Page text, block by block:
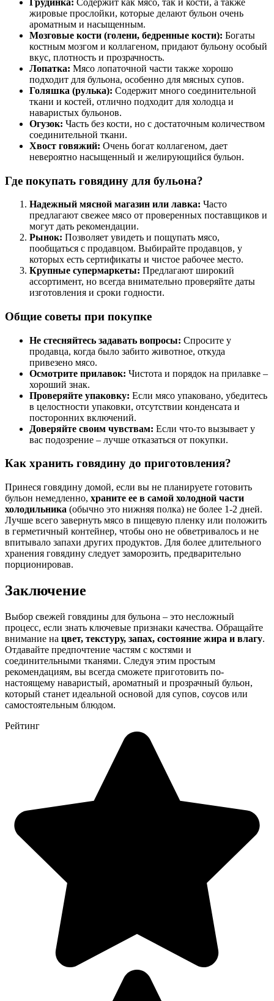
жировые прослойки, которые делают бульон очень
ароматным и насыщенным.
Мозговые кости (голени, бедренные кости): Богаты
костным мозгом и коллагеном, придают бульону особый
вкус, плотность и прозрачность.
Лопатка: Мясо лопаточной части также хорошо
подходит для бульона, особенно для мясных супов.
Голяшка (рулька): Содержит много соединительной
ткани и костей, отлично подходит для холодца и
наваристых бульонов.
Огузок: Часть без кости, но с достаточным количеством
соединительной ткани.
Хвост говяжий: Очень богат коллагеном, дает
невероятно насыщенный и желирующийся бульон.
Где покупать говядину для бульона?
Надежный мясной магазин или лавка: Часто
предлагают свежее мясо от проверенных поставщиков и
могут дать рекомендации.
Рынок: Позволяет увидеть и пощупать мясо,
пообщаться с продавцом. Выбирайте продавцов, у
которых есть сертификаты и чистое рабочее место.
Крупные супермаркеты: Предлагают широкий
ассортимент, но всегда внимательно проверяйте даты
изготовления и сроки годности.
Общие советы при покупке
Не стесняйтесь задавать вопросы: Спросите у
продавца, когда было забито животное, откуда
привезено мясо.
Осмотрите прилавок: Чистота и порядок на прилавке –
хороший знак.
Проверяйте упаковку: Если мясо упаковано, убедитесь
в целостности упаковки, отсутствии конденсата и
посторонних включений.
Доверяйте своим чувствам: Если что-то вызывает у
вас подозрение – лучше отказаться от покупки.
Как хранить говядину до приготовления?
Принеся говядину домой, если вы не планируете готовить
бульон немедленно, храните ее в самой холодной части
холодильника (обычно это нижняя полка) не более 1-2 дней.
Лучше всего завернуть мясо в пищевую пленку или положить
в герметичный контейнер, чтобы оно не обветривалось и не
впитывало запахи других продуктов. Для более длительного
хранения говядину следует заморозить, предварительно
порционировав.
Заключение
Выбор свежей говядины для бульона – это несложный
процесс, если знать ключевые признаки качества. Обращайте
внимание на цвет, текстуру, запах, состояние жира и влагу.
Отдавайте предпочтение частям с костями и
соединительными тканями. Следуя этим простым
рекомендациям, вы всегда сможете приготовить по-
настоящему наваристый, ароматный и прозрачный бульон,
который станет идеальной основой для супов, соусов или
самостоятельным блюдом.
Рейтинг